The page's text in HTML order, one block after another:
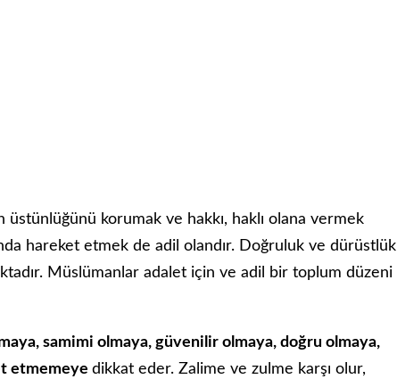
üstünlüğünü korumak ve hakkı, haklı olana vermek
hareket etmek de adil olandır. Doğruluk ve dürüstlük
Müslümanlar adalet için ve adil bir toplum düzeni
samimi olmaya, güvenilir olmaya, doğru olmaya,
etmemeye dikkat eder. Zalime ve zulme karşı olur,